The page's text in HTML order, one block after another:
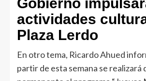
actividades
Plaza Lerdo
En otro tema, Ricardo Ahued
partir de esta semana se realizará